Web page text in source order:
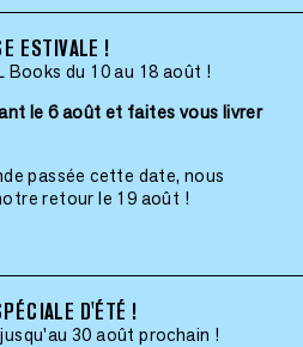
ESTIVALE !
Books du 10 au 18 août !
le 6 août et faites vous livrer
passée cette date, nous
retour le 19 août !
D'ÉTÉ !
30 août prochain !